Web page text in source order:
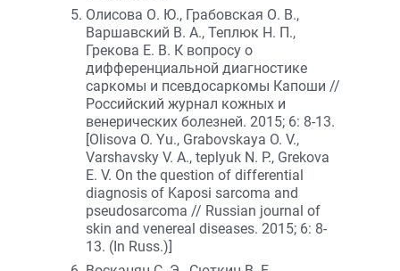
Олисова О. Ю., Грабовская О. В.,
Варшавский В. А., Теплюк Н. П.,
Грекова Е. В. К вопросу о
дифференциальной диагностике
саркомы и псевдосаркомы Капоши //
Российский журнал кожных и
венерических болезней. 2015; 6: 8-13.
[Olisova O. Yu., Grabovskaya O. V.,
Varshavsky V. A., teplyuk N. P., Grekova
E. V. Оn the question of differential
diagnosis of Kaposi sarcoma and
pseudosarcoma // Russian journal of
skin and venereal diseases. 2015; 6: 8-
13. (In Russ.)]